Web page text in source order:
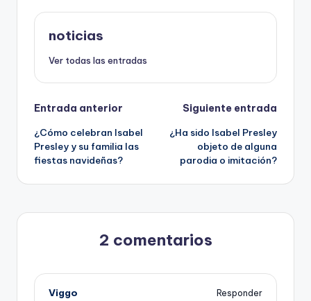
noticias
Ver todas las entradas
Navegación
de
entradas
Entrada anterior
¿Cómo celebran Isabel
Presley y su familia las
fiestas navideñas?
Siguiente entrada
¿Ha sido Isabel Presley
objeto de alguna
parodia o imitación?
2 comentarios
Viggo
Responder